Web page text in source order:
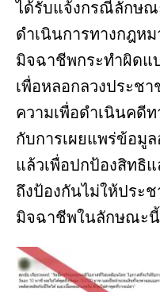
ได้รับแจ้งกรณีลักษณ
ดำเนินการทางกฎห
มิจฉาชีพกระทำผิดแ
เพื่อหลอกลวงประช
ความเพื่อดำเนินคดี
กับการเผยแพร่ข้อมูล
แล้วเพื่อปกป้องสิทธิ
ถึงป้องกันไม่ให้ประ
มิจฉาชีพในลักษณะนี้